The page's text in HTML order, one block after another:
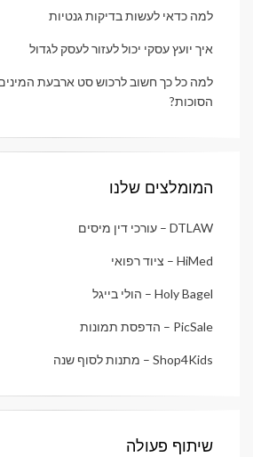
למה כדאי לעשות בדיקות גנטיות
איך יועץ עסקי יכול לעזור לעסק לגדול
למה כל כך חשוב לרכוש סט ארבעת
הסוכות?
המומלצים שלנו
DTLAW – עורכי דין מיסים
HiMed – ציוד רפואי
Holy Bagel – הולי בייגל
PicSale – הדפסת תמונות
Shop4Kids – מתנות לסוף שנה
שיתוף פעולה